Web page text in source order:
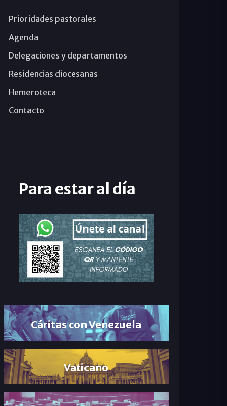
Prioridades pastorales
Agenda
Delegaciones y departamentos
Residencias diocesanas
Hemeroteca
Contacto
Para estar al día
Cáritas con Venezuela
Vaticano